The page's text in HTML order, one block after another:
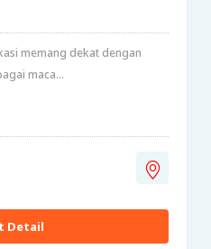
memang dekat dengan
maca...
Detail